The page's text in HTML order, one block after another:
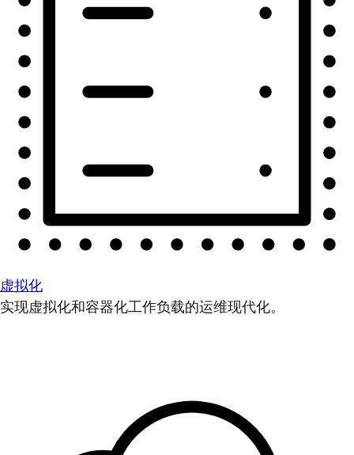
虚拟化
实现虚拟化和容器化工作负载的运维现代化。